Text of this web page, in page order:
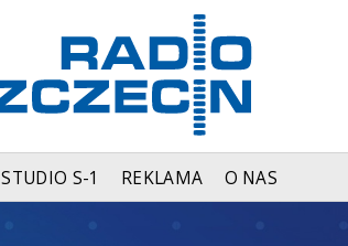
STUDIO S-1 REKLAMA O NAS